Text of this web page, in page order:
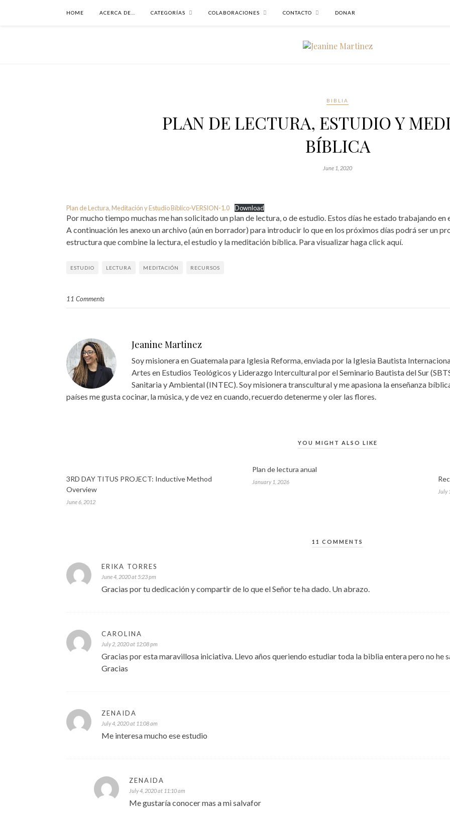
HOME ACERCA DE… CATEGORÍAS COLABORACIONES CONTACTO DONAR
BIBLIA
PLAN DE LECTURA, ESTUDIO Y
BÍBLICA
June 1, 2020
Plan de Lectura, Meditación y Estudio Bíblico-VERSION-1.0 Download
Por mucho tiempo muchas me han solicitado un plan de lectura, o de estudio. Estos días he estado trabajando
A continuación les anexo un archivo (aún en borrador) para introducir lo que en los próximos días podrá ser un
estructura que combine la lectura, el estudio y la meditación bíblica. Para visualizar haga click aquí.
ESTUDIO LECTURA MEDITACIÓN RECURSOS
11 Comments
Jeanine Martinez
Soy misionera en Guatemala para Iglesia Reforma, enviada por la Iglesia Bautista
Artes en Estudios Teológicos y Liderazgo Intercultural por el Seminario Bautista del Sur
Sanitaria y Ambiental (INTEC). Soy misionera transcultural y me apasiona la enseñanza
países me gusta cocinar, la música, y de vez en cuando, recuerdo detenerme y oler las flores.
YOU MIGHT ALSO LIKE
3RD DAY TITUS PROJECT: Inductive Method
Overview
June 6, 2012
Plan de lectura anual
January 1, 2026
July
11 COMMENTS
ERIKA TORRES
June 4, 2020 at 5:23 pm
Gracias por tu dedicación y compartir de lo que el Señor te ha dado. Un abrazo.
CAROLINA
July 2, 2020 at 12:08 pm
Gracias por esta maravillosa iniciativa. Llevo años queriendo estudiar toda la biblia entera pero no he
Gracias
ZENAIDA
July 4, 2020 at 11:08 am
Me interesa mucho ese estudio
ZENAIDA
July 4, 2020 at 11:10 am
Me gustaría conocer mas a mi salvafor